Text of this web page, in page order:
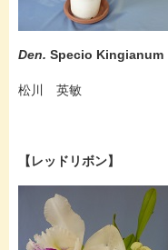
Den. Specio Kingianum
松川 英敏
【レッドリボン】